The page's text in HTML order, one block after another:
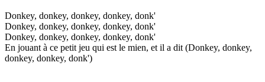
Donkey, donkey, donkey, donkey, donk'
Donkey, donkey, donkey, donkey, donk'
Donkey, donkey, donkey, donkey, donk'
En jouant à ce petit jeu qui est le mien, et il a dit (Donkey, donkey,
donkey, donkey, donk')